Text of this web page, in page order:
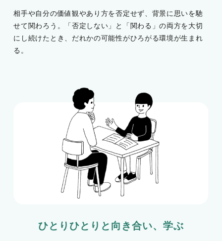
相手や自分の価値観やあり方を否定せず、背景に思いを馳
せて関わろう。「否定しない」と「関わる」の両方を大切
にし続けたとき、だれかの可能性がひろがる環境が生まれ
る。
ひとりひとりと向き合い、学ぶ